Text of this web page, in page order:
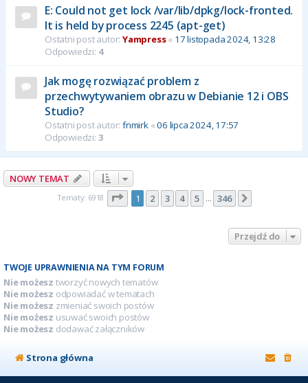
E: Could not get lock /var/lib/dpkg/lock-fronted.
It is held by process 2245 (apt-get)
Ostatni post autor: Yampress« 17 listopada 2024, 13:28
Odpowiedzi: 4
Jak mogę rozwiązać problem z
przechwytywaniem obrazu w Debianie 12 i OBS
Studio?
Ostatni post autor: fnmirk«06 lipca 2024, 17:57
Odpowiedzi: 3
NOWY TEMAT
Tematy: 6918 Strona z346
1 2 3 4 5 … 346
Przejdź do
TWOJE UPRAWNIENIA NA TYM FORUM
Nie możesz tworzyć nowych tematów
Nie możesz odpowiadać w tematach
Nie możesz zmieniać swoich postów
Nie możesz usuwać swoich postów
Nie możesz dodawać załączników
Strona główna